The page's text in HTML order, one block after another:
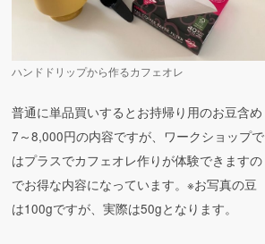
ハンドドリップから作るカフェオレ
普通に単品買いするとお持帰り用のお豆含め
7～8,000円の内容ですが、ワークショップで
はプラスでカフェオレ作りが体験できますの
でお得な内容になっています。※お写真の豆
は100gですが、実際は50gとなります。